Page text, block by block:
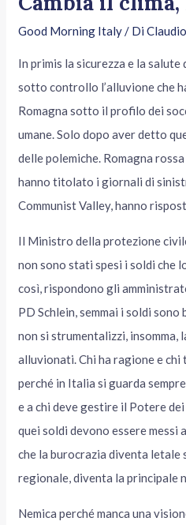
Good Morning Italy/ Di
In primis la sicurezza e la
sotto controllo l’alluvione che
Romagna sotto il profilo dei
umane. Solo dopo aver detto
delle polemiche. Romagna
hanno titolato i giornali di
Communist Valley, hanno
Il Ministro della protezione
non sono stati spesi i soldi che
così, rispondono gli
PD Schlein, semmai i soldi
non si strumentalizzi, insomma,
alluvionati. Chi ha ragione e
perché in Italia si guarda
e a chi deve gestire il Potere dei
quei soldi devono essere messi
che la burocrazia diventa letale
regionale, diventa la principale
Nemica perché manca una